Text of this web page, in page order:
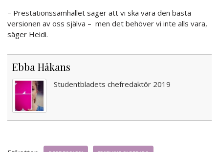
– Prestationssamhället säger att vi ska vara den bästa
versionen av oss själva – men det behöver vi inte alls vara,
säger Heidi.
Ebba Håkans
Studentbladets chefredaktör 2019